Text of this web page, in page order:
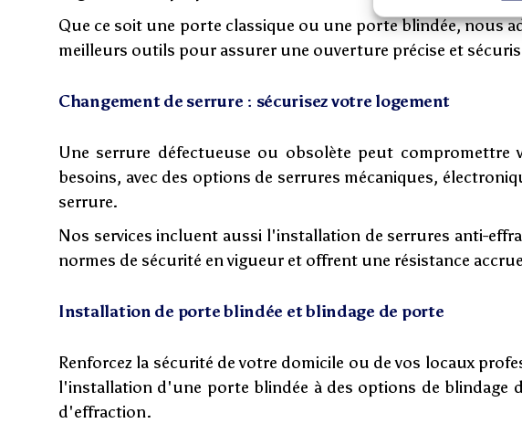
Que ce soit une porte classique ou une porte blindée, nous
meilleurs outils pour assurer une ouverture précise et
Changement de serrure : sécurisez votre logement
Une serrure défectueuse ou obsolète peut compromettre
besoins, avec des options de serrures mécaniques,
serrure.
Nos services incluent aussi l'installation de serrures anti-
normes de sécurité en vigueur et offrent une résistance
Installation de porte blindée et blindage de porte
Renforcez la sécurité de votre domicile ou de vos locaux
l'installation d'une porte blindée à des options de blindage
d'effraction.